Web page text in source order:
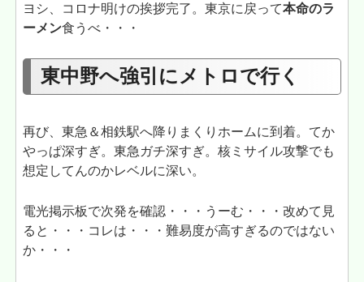
ヨシ、コロナ明けの挨拶完了。東京に戻って本命のラ
ーメン食うべ・・・
東中野へ強引にメトロで行く
再び、東急＆相鉄駅へ降りまくりホームに到着。てか
やっぱ深すぎ。東急ガチ深すぎ。核ミサイル攻撃でも
想定してんのかレベルに深い。
電光掲示板で次発を確認・・・うーむ・・・改めて見
ると・・・コレは・・・難易度が高すぎるのではない
か・・・